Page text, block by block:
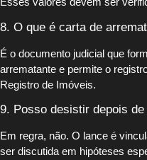
8. O que é carta de
É o documento judicial que
arrematante e permite o
Registro de Imóveis.
9. Posso desistir depois
Em regra, não. O lance é
ser discutida em hipóteses